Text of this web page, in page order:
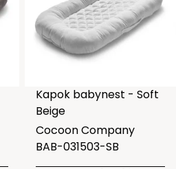
Kapok babynest - Soft
Beige
Cocoon Company
BAB-031503-SB